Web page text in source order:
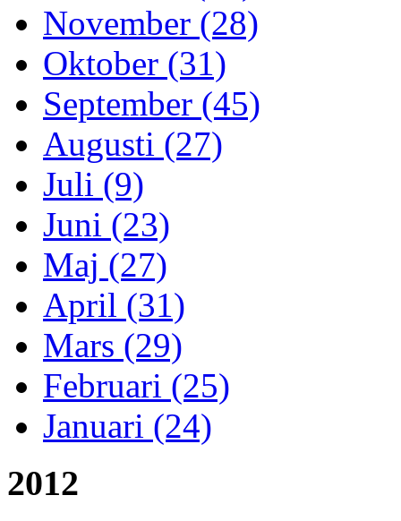
November (28)
Oktober (31)
September (45)
Augusti (27)
Juli (9)
Juni (23)
Maj (27)
April (31)
Mars (29)
Februari (25)
Januari (24)
2012